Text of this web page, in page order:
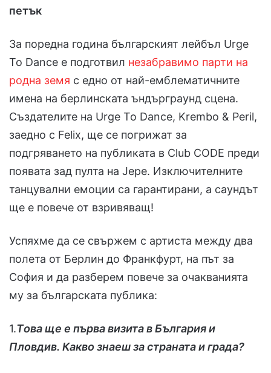
петък
За поредна година българският лейбъл Urge
To Dance е подготвил незабравимо парти на
родна земя с едно от най-емблематичните
имена на берлинската ъндърграунд сцена.
Създателите на Urge To Dance, Krembo & Peril,
заедно с Felix, ще се погрижат за
подгряването на публиката в Club CODE преди
появата зад пулта на Jepe. Изключителните
танцувални емоции са гарантирани, а саундът
ще е повече от взривяващ!
Успяхме да се свържем с артиста между два
полета от Берлин до Франкфурт, на път за
София и да разберем повече за очакванията
му за българската публика:
1.Tова ще е първа визита в България и
Пловдив. Какво знаеш за страната и града?